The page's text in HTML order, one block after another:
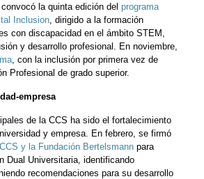
la quinta edición del programa
Inclusion , dirigido a la formación
con discapacidad en el ámbito STEM,
y desarrollo profesional. En noviembre,
, con la inclusión por primera vez de
Profesional de grado superior.
empresa
de la CCS ha sido el fortalecimiento
y empresa. En febrero, se firmó
y la Fundación Bertelsmann para
Dual Universitaria, identificando
recomendaciones para su desarrollo